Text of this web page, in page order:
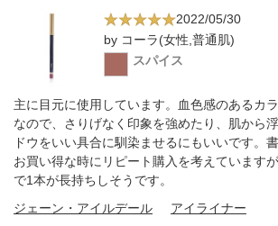
2022/05/30
by コーラ(女性,普通肌)
スパイス
主に目元に使用しています。血色感のあるカ
なので、さりげなく印象を強めたり、肌から
ドウをいい具合に馴染ませるにもいいです。
お買い得な時にリピート購入を考えています
で1本が長持ちしそうです。
ジェーン・アイルデール
アイライナー